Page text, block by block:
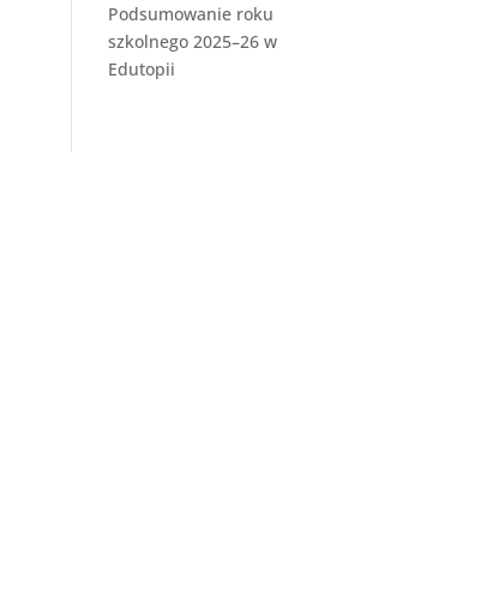
Podsumowanie roku
szkolnego 2025–26 w
Edutopii